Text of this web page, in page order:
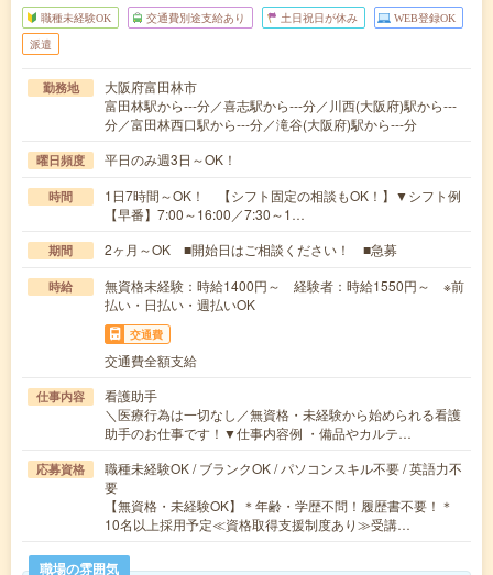
職種未経験OK 交通費別途支給あり 土日祝日が休み WEB登録OK
派遣
勤務地
大阪府富田林市
富田林駅から---分／喜志駅から---分／川西(大阪府)駅から---
分／富田林西口駅から---分／滝谷(大阪府)駅から---分
曜日頻度 平日のみ週3日～OK！
時間
1日7時間～OK！ 【シフト固定の相談もOK！】▼シフト例
【早番】7:00～16:00／7:30～1…
期間 2ヶ月～OK ■開始日はご相談ください！ ■急募
時給
無資格未経験：時給1400円～ 経験者：時給1550円～ ※前
払い・日払い・週払いOK
交通費
交通費全額支給
仕事内容
看護助手
＼医療行為は一切なし／無資格・未経験から始められる看護
助手のお仕事です！▼仕事内容例 ・備品やカルテ…
応募資格
職種未経験OK / ブランクOK / パソコンスキル不要 / 英語力不
要
【無資格・未経験OK】＊年齢・学歴不問！履歴書不要！＊
10名以上採用予定≪資格取得支援制度あり≫受講…
職場の雰囲気